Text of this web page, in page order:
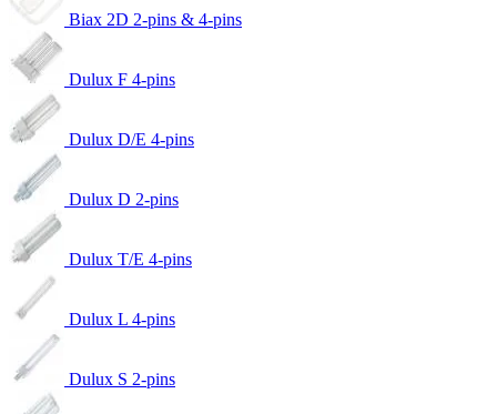
Biax 2D 2-pins & 4-pins
Dulux F 4-pins
Dulux D/E 4-pins
Dulux D 2-pins
Dulux T/E 4-pins
Dulux L 4-pins
Dulux S 2-pins